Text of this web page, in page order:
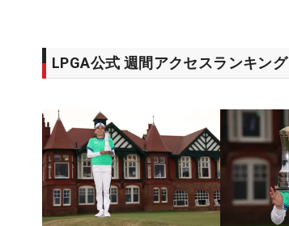
LPGA公式 週間アクセスランキング